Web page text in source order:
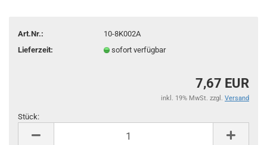
Art.Nr.:
10-8K002A
Lieferzeit:
sofort verfügbar
7,67 EUR
inkl. 19% MwSt. zzgl. Versand
Stück: